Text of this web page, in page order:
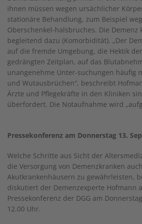
ihnen müssen wegen ursächlicher
stationäre Behandlung, zum Beispiel
Oberschenkel-halsbruches. Die Demenz
begleitend dazu (Komorbidität). „Der
auf die fremde Umgebung, die Hektik
gedrängten Zeitplan, auf das
unangenehme Unter-suchungen häufig
und Wutausbrüchen“, beschreibt
Ärzte und Pflegekräfte in den Kliniken
überfordert. Die Notaufnahme wird
Pressekonferenz am Donnerstag 13.
Welche Schritte aus Sicht der
die Versorgung von Demenzkranken
Akutkrankenhäusern zu gewährleisten,
diskutiert der Demenzexperte Hofmann
Pressekonferenz der DGG am
12.00 Uhr.